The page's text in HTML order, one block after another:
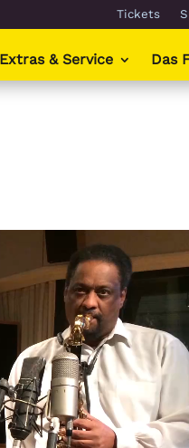
Tickets
Extras & Service Das